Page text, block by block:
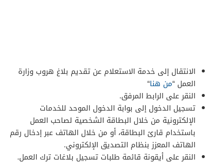
الانتقال إلى خدمة الاستعلام عن تقديم بلاغ هروب وزارة
العمل “من هنا“
النقر على الرابط المرفق.
تسجيل الدخول إلى بوابة الدخول الموحد للخدمات
الإلكترونية من خلال البطاقة الشخصية لصاحب العمل
باستخدام قارئ البطاقة، أو من خلال الهاتف عبر إدخال رقم
الهاتف المعزز بنظام التصديق الإلكتروني.
النقر على أيقونة قائمة طلبات تسجيل بلاغات ترك العمل.